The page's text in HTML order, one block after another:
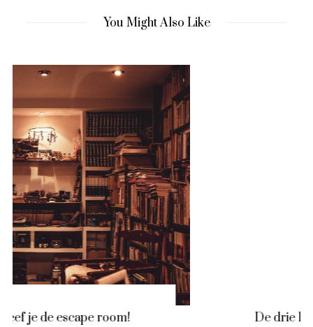
You Might Also Like
De drie leukste restaurants in